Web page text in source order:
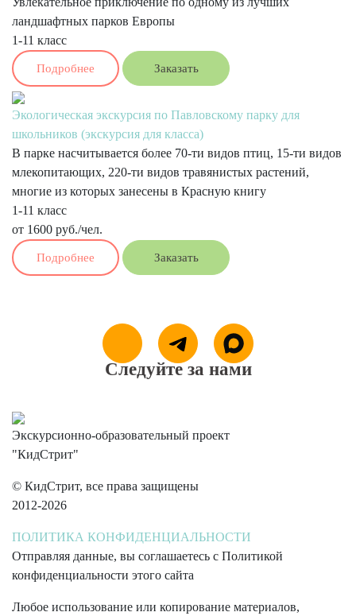
ландшафтных парков Европы
1-11 класс
Подробнее Заказать
Экологическая экскурсия по Павловскому парку для
школьников (экскурсия для класса)
В парке насчитывается более 70-ти видов птиц, 15-ти видов
млекопитающих, 220-ти видов травянистых растений,
многие из которых занесены в Красную книгу
1-11 класс
от 1600 руб./чел.
Подробнее Заказать
Следуйте за нами
Экскурсионно-образовательный проект
"КидСтрит"
© КидСтрит, все права защищены
2012-2026
ПОЛИТИКА КОНФИДЕНЦИАЛЬНОСТИ
Отправляя данные, вы соглашаетесь с Политикой
конфиденциальности этого сайта
Любое использование или копирование материалов,